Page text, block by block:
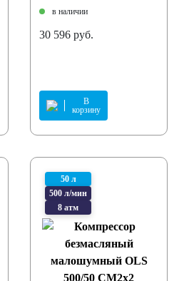
в наличии
30 596 руб.
В
корзину
50 л
500 л/мин
8 атм